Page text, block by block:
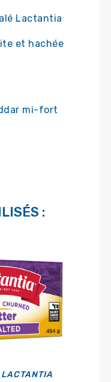
Lactantia
et hachée
mi-fort
: